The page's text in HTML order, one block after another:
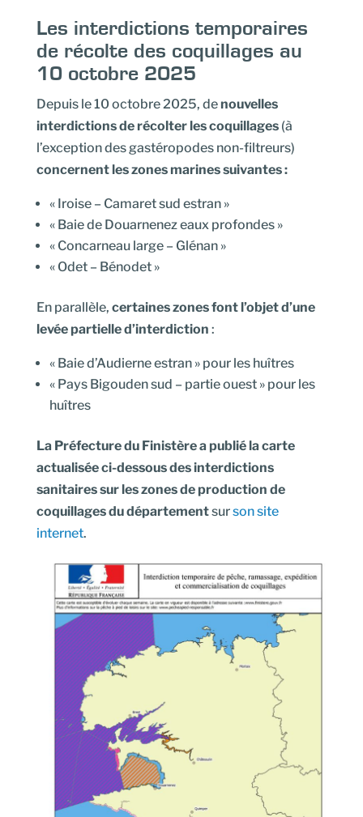
Les interdictions temporaires
de récolte des coquillages au
10 octobre 2025
Depuis le 10 octobre 2025, denouvelles
interdictions de récolter les coquillages (à
l’exception des gastéropodes non-filtreurs)
concernent les zones marines suivantes :
« Iroise – Camaret sud estran »
« Baie de Douarnenez eaux profondes »
« Concarneau large – Glénan »
« Odet – Bénodet »
En parallèle, certaines zones font l’objet d’une
levée partielle d’interdiction :
« Baie d’Audierne estran » pour les huîtres
« Pays Bigouden sud – partie ouest » pour les
huîtres
La Préfecture du Finistère a publié la carte
actualisée ci-dessous des interdictions
sanitaires sur les zones de production de
coquillages du départementsurson site
internet.